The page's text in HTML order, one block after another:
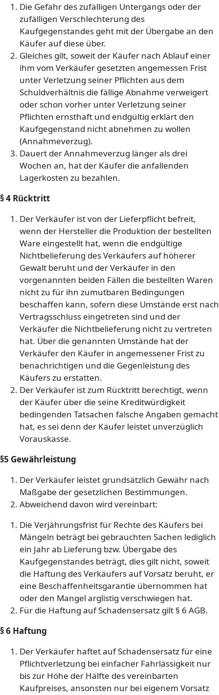
Die Gefahr des zufälligen Untergangs oder der
zufälligen Verschlechterung des
Kaufgegenstandes geht mit der Übergabe an den
Käufer auf diese über.
Gleiches gilt, soweit der Käufer nach Ablauf einer
ihm vom Verkäufer gesetzten angemessen Frist
unter Verletzung seiner Pflichten aus dem
Schuldverhältnis die fällige Abnahme verweigert
oder schon vorher unter Verletzung seiner
Pflichten ernsthaft und endgültig erklärt den
Kaufgegenstand nicht abnehmen zu wollen
(Annahmeverzug).
Dauert der Annahmeverzug länger als drei
Wochen an, hat der Käufer die anfallenden
Lagerkosten zu bezahlen.
§ 4 Rücktritt
Der Verkäufer ist von der Lieferpflicht befreit,
wenn der Hersteller die Produktion der bestellten
Ware eingestellt hat, wenn die endgültige
Nichtbelieferung des Verkäufers auf höherer
Gewalt beruht und der Verkäufer in den
vorgenannten beiden Fällen die bestellten Waren
nicht zu für ihn zumutbaren Bedingungen
beschaffen kann, sofern diese Umstände erst nach
Vertragsschluss eingetreten sind und der
Verkäufer die Nichtbelieferung nicht zu vertreten
hat. Über die genannten Umstände hat der
Verkäufer den Käufer in angemessener Frist zu
benachrichtigen und die Gegenleistung des
Käufers zu erstatten.
Der Verkäufer ist zum Rücktritt berechtigt, wenn
der Käufer über die seine Kreditwürdigkeit
bedingenden Tatsachen falsche Angaben gemacht
hat, es sei denn der Käufer leistet unverzüglich
Vorauskasse.
§5 Gewährleistung
Der Verkäufer leistet grundsätzlich Gewähr nach
Maßgabe der gesetzlichen Bestimmungen.
Abweichend davon wird vereinbart:
Die Verjährungsfrist für Rechte des Käufers bei
Mängeln beträgt bei gebrauchten Sachen lediglich
ein Jahr ab Lieferung bzw. Übergabe des
Kaufgegenstandes beträgt, dies gilt nicht, soweit
die Haftung des Verkäufers auf Vorsatz beruht, er
eine Beschaffenheitsgarantie übernommen hat
oder den Mangel arglistig verschwiegen hat.
Für die Haftung auf Schadensersatz gilt § 6 AGB.
§ 6 Haftung
Der Verkäufer haftet auf Schadensersatz für eine
Pflichtverletzung bei einfacher Fahrlässigkeit nur
bis zur Höhe der Hälfte des vereinbarten
Kaufpreises, ansonsten nur bei eigenem Vorsatz